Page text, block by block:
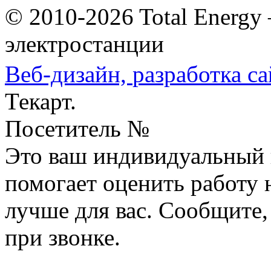
© 2010-2026 Total
электростанции
Веб-дизайн, разработка
Текарт.
Посетитель №
Это ваш
помогает оценить работу
лучше для вас.
при звонке.